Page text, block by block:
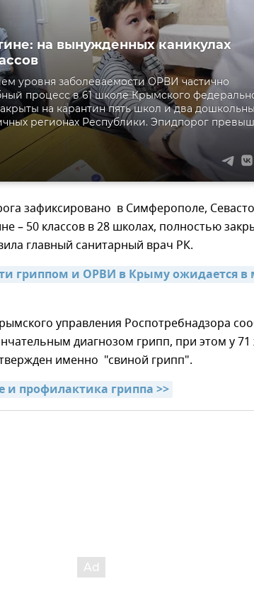
на вынужденных каникулах
уровня заболеваемости ОРВИ частично
процесс в 61 школе Крымского
на карантин пять школ и два
регионах Республики. Эпидпорог
зафиксировано в Симферополе,
– 50 классов в 28 школах, полностью
главный санитарный врач РК.
гриппом и ОРВИ в Крыму ожидается в
управления Роспотребнадзора
диагнозом грипп, при этом у
именно "свиной грипп".
профилактика гриппа >>